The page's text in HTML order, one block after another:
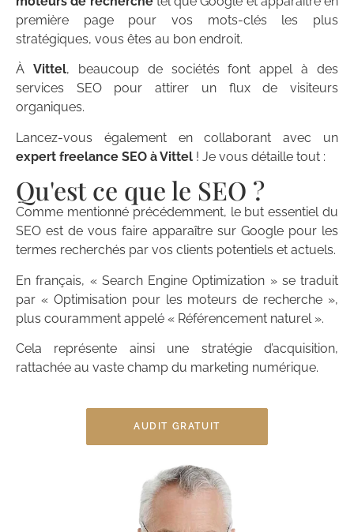
première page pour vos mots-clés les plus
stratégiques, vous êtes au bon endroit.
À Vittel, beaucoup de sociétés font appel à des
services SEO pour attirer un flux de visiteurs
organiques.
Lancez-vous également en collaborant avec un
expert freelance SEO à Vittel ! Je vous détaille tout :
Qu'est ce que le SEO ?
Comme mentionné précédemment, le but essentiel du
SEO est de vous faire apparaître sur Google pour les
termes recherchés par vos clients potentiels et actuels.
En français, « Search Engine Optimization » se traduit
par « Optimisation pour les moteurs de recherche »,
plus couramment appelé « Référencement naturel ».
Cela représente ainsi une stratégie d’acquisition,
rattachée au vaste champ du marketing numérique.
AUDIT GRATUIT